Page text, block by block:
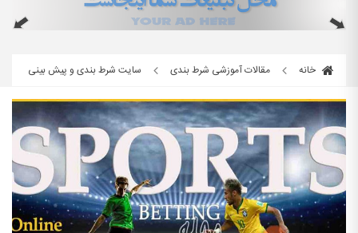
خانه مقالات آموزشی شرط بندی سایت شرط بندی و پیش بینی